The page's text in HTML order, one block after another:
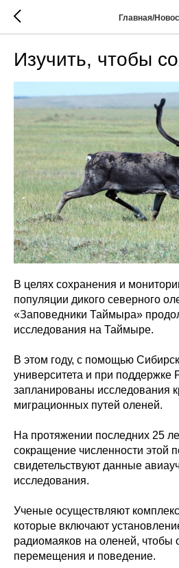
Главная/
Изучить, чтобы
В целях сохранения и
популяции дикого северного
«Заповедники Таймыра»
исследования на Таймыре.
В этом году, с помощью
университета и при поддержке
запланированы исследования
миграционных путей оленей.
На протяжении последних 25
сокращение численности этой
свидетельствуют данные
исследования.
Ученые осуществляют
которые включают
радиомаяков на оленей, чтобы
перемещения и поведение.